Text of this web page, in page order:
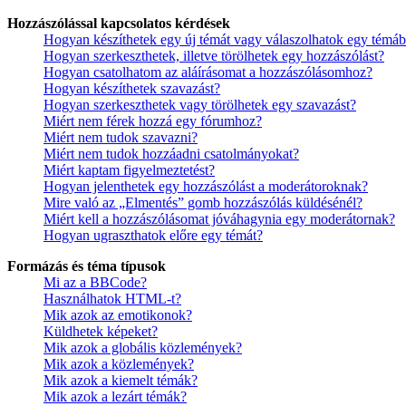
Hozzászólással kapcsolatos kérdések
Hogyan készíthetek egy új témát vagy válaszolhatok egy
Hogyan szerkeszthetek, illetve törölhetek egy hozzászólást?
Hogyan csatolhatom az aláírásomat a hozzászólásomhoz?
Hogyan készíthetek szavazást?
Hogyan szerkeszthetek vagy törölhetek egy szavazást?
Miért nem férek hozzá egy fórumhoz?
Miért nem tudok szavazni?
Miért nem tudok hozzáadni csatolmányokat?
Miért kaptam figyelmeztetést?
Hogyan jelenthetek egy hozzászólást a moderátoroknak?
Mire való az „Elmentés” gomb hozzászólás küldésénél?
Miért kell a hozzászólásomat jóváhagynia egy moderátornak?
Hogyan ugraszthatok előre egy témát?
Formázás és téma típusok
Mi az a BBCode?
Használhatok HTML-t?
Mik azok az emotikonok?
Küldhetek képeket?
Mik azok a globális közlemények?
Mik azok a közlemények?
Mik azok a kiemelt témák?
Mik azok a lezárt témák?